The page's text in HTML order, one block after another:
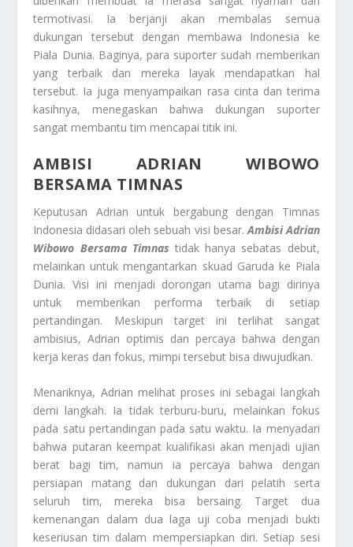
termotivasi. Ia berjanji akan membalas semua
dukungan tersebut dengan membawa Indonesia ke
Piala Dunia. Baginya, para suporter sudah memberikan
yang terbaik dan mereka layak mendapatkan hal
tersebut. Ia juga menyampaikan rasa cinta dan terima
kasihnya, menegaskan bahwa dukungan suporter
sangat membantu tim mencapai titik ini.
AMBISI ADRIAN WIBOWO
BERSAMA TIMNAS
Keputusan Adrian untuk bergabung dengan Timnas
Indonesia didasari oleh sebuah visi besar.Ambisi Adrian
Wibowo Bersama Timnas tidak hanya sebatas debut,
melainkan untuk mengantarkan skuad Garuda ke Piala
Dunia. Visi ini menjadi dorongan utama bagi dirinya
untuk memberikan performa terbaik di setiap
pertandingan. Meskipun target ini terlihat sangat
ambisius, Adrian optimis dan percaya bahwa dengan
kerja keras dan fokus, mimpi tersebut bisa diwujudkan.
Menariknya, Adrian melihat proses ini sebagai langkah
demi langkah. Ia tidak terburu-buru, melainkan fokus
pada satu pertandingan pada satu waktu. Ia menyadari
bahwa putaran keempat kualifikasi akan menjadi ujian
berat bagi tim, namun ia percaya bahwa dengan
persiapan matang dan dukungan dari pelatih serta
seluruh tim, mereka bisa bersaing. Target dua
kemenangan dalam dua laga uji coba menjadi bukti
keseriusan tim dalam mempersiapkan diri. Setiap sesi